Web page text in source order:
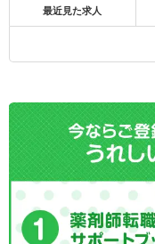
最近見た求人